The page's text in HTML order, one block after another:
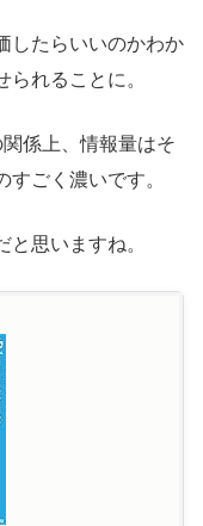
したらいいのかわか
れることに。
係上、情報量はそ
ごく濃いです。
思いますね。